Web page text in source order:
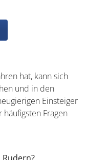
hat, kann sich
und in den
der